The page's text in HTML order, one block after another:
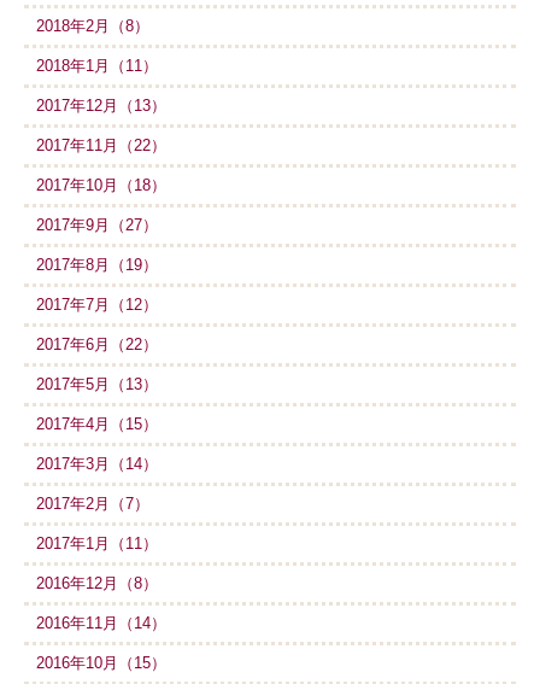
2018年2月（8）
2018年1月（11）
2017年12月（13）
2017年11月（22）
2017年10月（18）
2017年9月（27）
2017年8月（19）
2017年7月（12）
2017年6月（22）
2017年5月（13）
2017年4月（15）
2017年3月（14）
2017年2月（7）
2017年1月（11）
2016年12月（8）
2016年11月（14）
2016年10月（15）